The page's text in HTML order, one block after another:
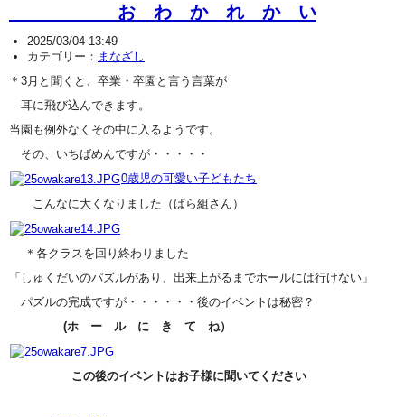
お わ か れ か い
2025/03/04 13:49
カテゴリー： まなざし
＊3月と聞くと、卒業・卒園と言う言葉が
耳に飛び込んできます。
当園も例外なくその中に入るようです。
その、いちばめんですが・・・・・
0歳児の可愛い子どもたち
こんなに大くなりました（ばら組さん）
＊各クラスを回り終わりました
「しゅくだいのパズルがあり、出来上がるまでホールには行けない」
パズルの完成ですが・・・・・・後のイベントは秘密？
(ホ ー ル に き て ね）
この後のイベントはお子様に聞いてください